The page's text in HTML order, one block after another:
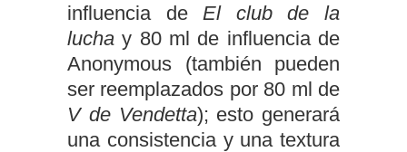
influencia de El club de la
lucha y 80 ml de influencia de
Anonymous (también pueden
ser reemplazados por 80 ml de
V de Vendetta); esto generará
una consistencia y una textura